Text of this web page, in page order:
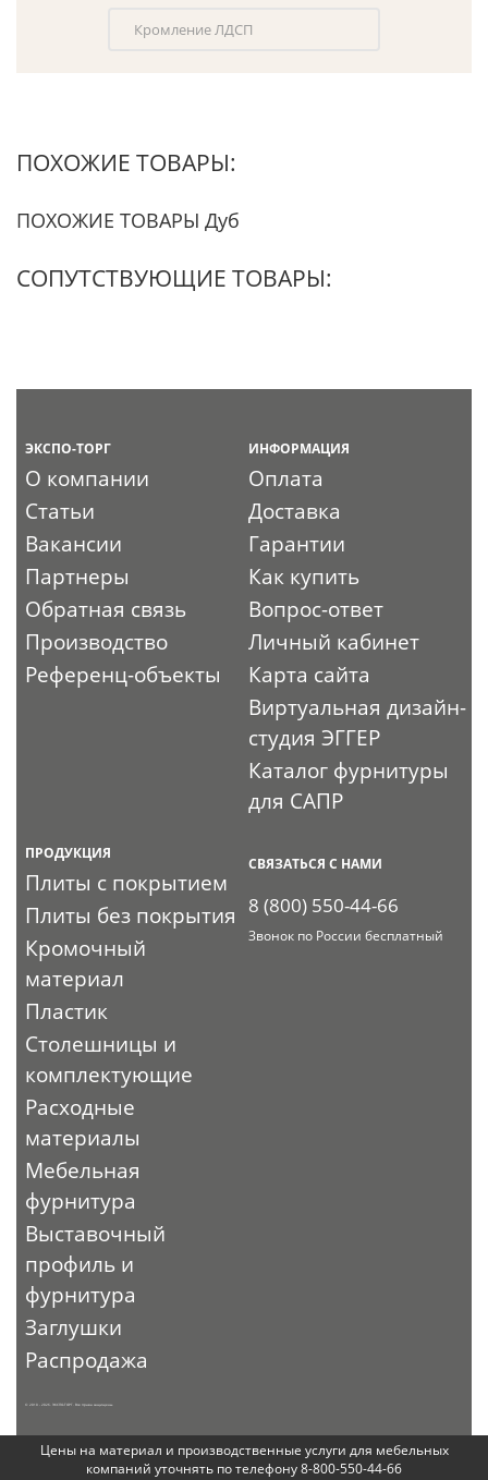
Кромление ЛДСП
ПОХОЖИЕ ТОВАРЫ:
ПОХОЖИЕ ТОВАРЫ Дуб
СОПУТСТВУЮЩИЕ ТОВАРЫ:
ЭКСПО-ТОРГ
О компании
Статьи
Вакансии
Партнеры
Обратная связь
Производство
Референц-объекты
ИНФОРМАЦИЯ
Оплата
Доставка
Гарантии
Как купить
Вопрос-ответ
Личный кабинет
Карта сайта
Виртуальная дизайн-
студия ЭГГЕР
Каталог фурнитуры
для САПР
ПРОДУКЦИЯ
Плиты с покрытием
Плиты без покрытия
Кромочный
материал
Пластик
Столешницы и
комплектующие
Расходные
материалы
Мебельная
фурнитура
Выставочный
профиль и
фурнитура
Заглушки
Распродажа
СВЯЗАТЬСЯ С НАМИ
8 (800) 550-44-66
Звонок по России бесплатный
© 2010 - 2026. ЭКСПО-ТОРГ. Все права защищены.
Цены на материал и производственные услуги для мебельных
компаний уточнять по телефону 8-800-550-44-66